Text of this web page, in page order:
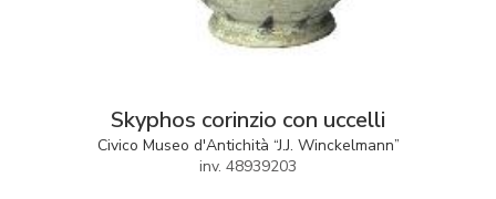
Skyphos corinzio con uccelli
Civico Museo d'Antichità “J.J. Winckelmann”
inv. 48939203